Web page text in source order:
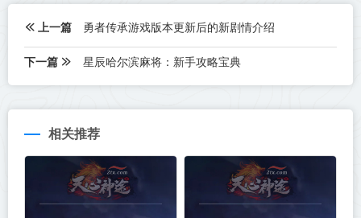
上一篇 勇者传承游戏版本更新后的新剧情介绍
下一篇 星辰哈尔滨麻将：新手攻略宝典
相关推荐